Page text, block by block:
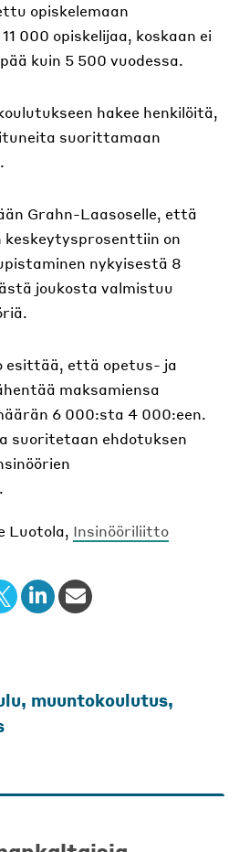
opiskelemaan
000 opiskelijaa, koskaan ei
kuin 5 500 vuodessa.
hakee henkilöitä,
suorittamaan
Grahn-Laasoselle, että
on
nykyisestä 8
joukosta valmistuu
esittää, että opetus- ja
maksamiensa
6 000:sta 4 000:een.
suoritetaan ehdotuksen
Luotola, Insinööriliitto
, muuntokoulutus,